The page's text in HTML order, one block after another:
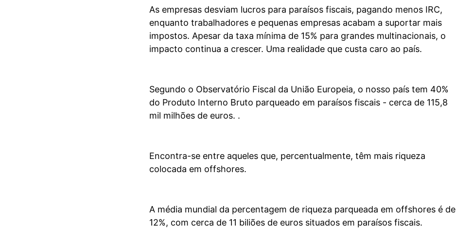
As empresas desviam lucros para paraísos fiscais, pagando menos IRC,
enquanto trabalhadores e pequenas empresas acabam a suportar mais
impostos. Apesar da taxa mínima de 15% para grandes multinacionais, o
impacto continua a crescer. Uma realidade que custa caro ao país.
Segundo o Observatório Fiscal da União Europeia, o nosso país tem 40%
do Produto Interno Bruto parqueado em paraísos fiscais - cerca de 115,8
mil milhões de euros. .
Encontra-se entre aqueles que, percentualmente, têm mais riqueza
colocada em offshores.
A média mundial da percentagem de riqueza parqueada em offshores é de
12%, com cerca de 11 biliões de euros situados em paraísos fiscais.